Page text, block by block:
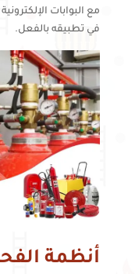
مع البوابات
في تطبيقه بالفعل.
أنظمة